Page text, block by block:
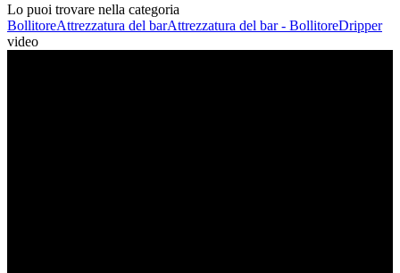
Lo puoi trovare nella categoria
BollitoreAttrezzatura del barAttrezzatura del bar - BollitoreDripper
video